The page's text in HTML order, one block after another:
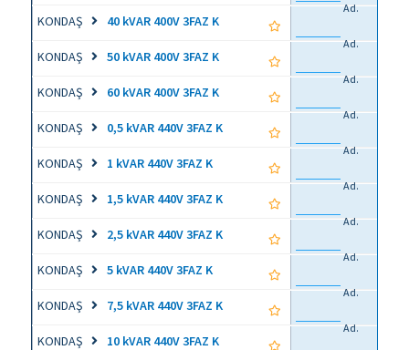
KONDAŞ 40 kVAR 400V 3FAZ K
Ad.
KONDAŞ 50 kVAR 400V 3FAZ K
Ad.
KONDAŞ 60 kVAR 400V 3FAZ K
Ad.
KONDAŞ 0,5 kVAR 440V 3FAZ K
Ad.
KONDAŞ 1 kVAR 440V 3FAZ K
Ad.
KONDAŞ 1,5 kVAR 440V 3FAZ K
Ad.
KONDAŞ 2,5 kVAR 440V 3FAZ K
Ad.
KONDAŞ 5 kVAR 440V 3FAZ K
Ad.
KONDAŞ 7,5 kVAR 440V 3FAZ K
Ad.
KONDAŞ 10 kVAR 440V 3FAZ K
Ad.